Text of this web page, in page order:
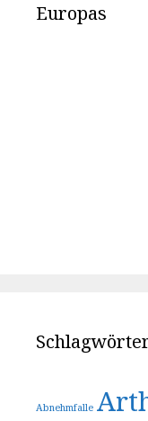
Europas
Abnehmfalle